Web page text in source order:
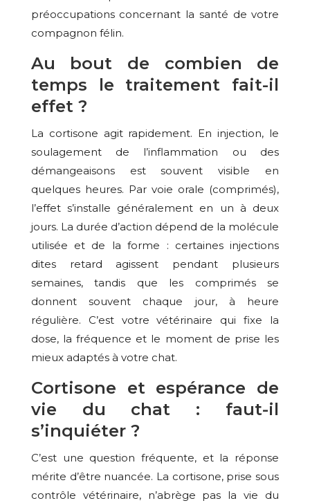
préoccupations concernant la santé de votre
compagnon félin.
Au bout de combien de
temps le traitement fait-il
effet ?
La cortisone agit rapidement. En injection, le
soulagement de l’inflammation ou des
démangeaisons est souvent visible en
quelques heures. Par voie orale (comprimés),
l’effet s’installe généralement en un à deux
jours. La durée d’action dépend de la molécule
utilisée et de la forme : certaines injections
dites retard agissent pendant plusieurs
semaines, tandis que les comprimés se
donnent souvent chaque jour, à heure
régulière. C’est votre vétérinaire qui fixe la
dose, la fréquence et le moment de prise les
mieux adaptés à votre chat.
Cortisone et espérance de
vie du chat : faut-il
s’inquiéter ?
C’est une question fréquente, et la réponse
mérite d’être nuancée. La cortisone, prise sous
contrôle vétérinaire, n’abrège pas la vie du